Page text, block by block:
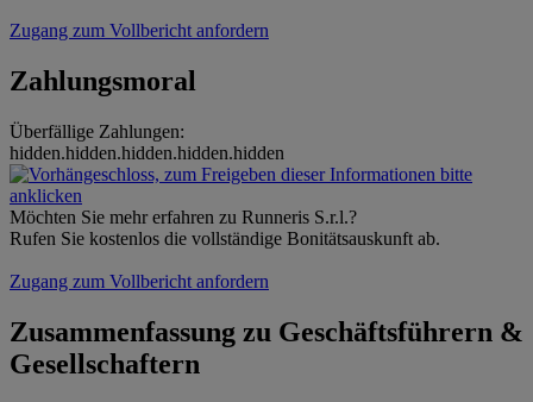
Zugang zum Vollbericht anfordern
Zahlungsmoral
Überfällige Zahlungen:
hidden.hidden.hidden.hidden.hidden
Möchten Sie mehr erfahren zu Runneris S.r.l.?
Rufen Sie kostenlos die vollständige Bonitätsauskunft ab.
Zugang zum Vollbericht anfordern
Zusammenfassung zu Geschäftsführern &
Gesellschaftern